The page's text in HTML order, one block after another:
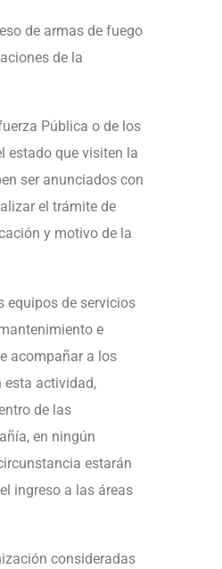
de armas de fuego
de la
Pública o de los
estado que visiten la
ser anunciados con
el trámite de
y motivo de la
equipos de servicios
e
acompañar a los
esta actividad,
de las
en ningún
estarán
ingreso a las áreas
consideradas